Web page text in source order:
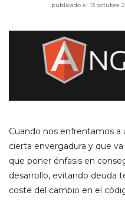
publicado el 13 octubre
Cuando nos enfrentamos
cierta envergadura y que
que poner énfasis en
desarrollo, evitando deuda
coste del cambio en el